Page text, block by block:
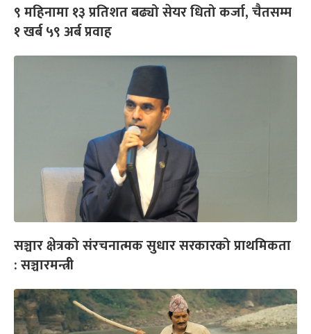
९ महिनामा १३ प्रतिशत बढ्यो सेयर धितो कर्जा, चैतसम्म
१ खर्ब ५९ अर्ब प्रवाह
सञ्चार क्षेत्रको संरचनात्मक सुधार सरकारको प्राथमिकता
: सञ्चारमन्त्री